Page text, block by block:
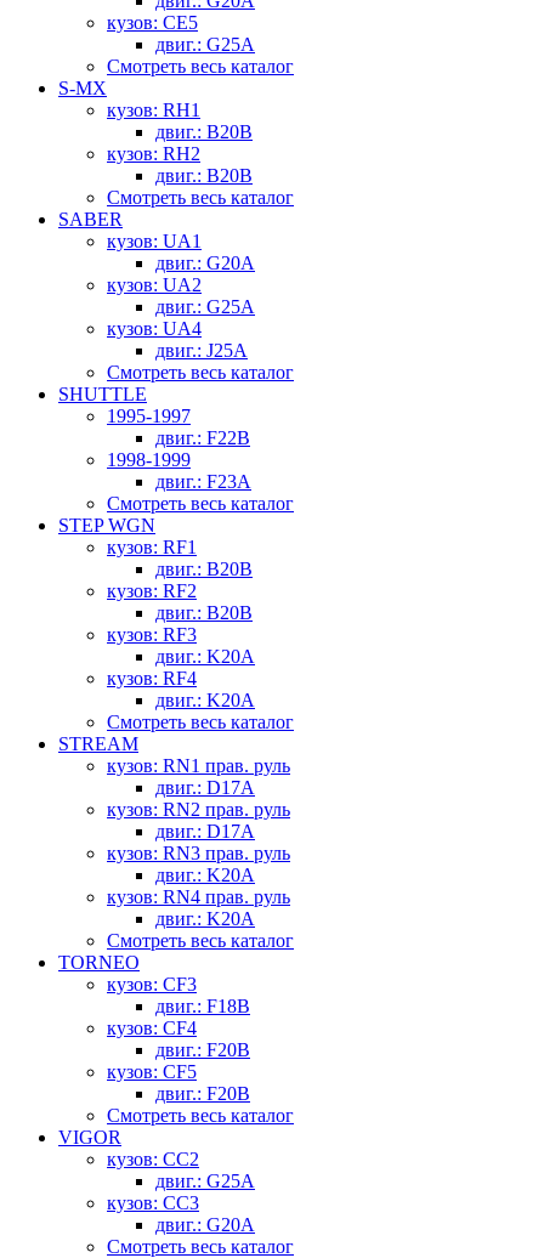
кузов: CE5
двиг.: G25A
Смотреть весь каталог
S-MX
кузов: RH1
двиг.: B20B
кузов: RH2
двиг.: B20B
Смотреть весь каталог
SABER
кузов: UA1
двиг.: G20A
кузов: UA2
двиг.: G25A
кузов: UA4
двиг.: J25A
Смотреть весь каталог
SHUTTLE
1995-1997
двиг.: F22B
1998-1999
двиг.: F23A
Смотреть весь каталог
STEP WGN
кузов: RF1
двиг.: B20B
кузов: RF2
двиг.: B20B
кузов: RF3
двиг.: K20A
кузов: RF4
двиг.: K20A
Смотреть весь каталог
STREAM
кузов: RN1 прав. руль
двиг.: D17A
кузов: RN2 прав. руль
двиг.: D17A
кузов: RN3 прав. руль
двиг.: K20A
кузов: RN4 прав. руль
двиг.: K20A
Смотреть весь каталог
TORNEO
кузов: CF3
двиг.: F18B
кузов: CF4
двиг.: F20B
кузов: CF5
двиг.: F20B
Смотреть весь каталог
VIGOR
кузов: CC2
двиг.: G25A
кузов: CC3
двиг.: G20A
Смотреть весь каталог